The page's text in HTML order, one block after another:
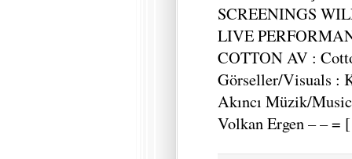
SCREENINGS
LIVE
COTTON AV :
Görseller/Visuals :
Akıncı Müzik/
Volkan Ergen – –